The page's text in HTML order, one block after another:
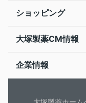
ショッピング
大塚製薬CM情報
企業情報